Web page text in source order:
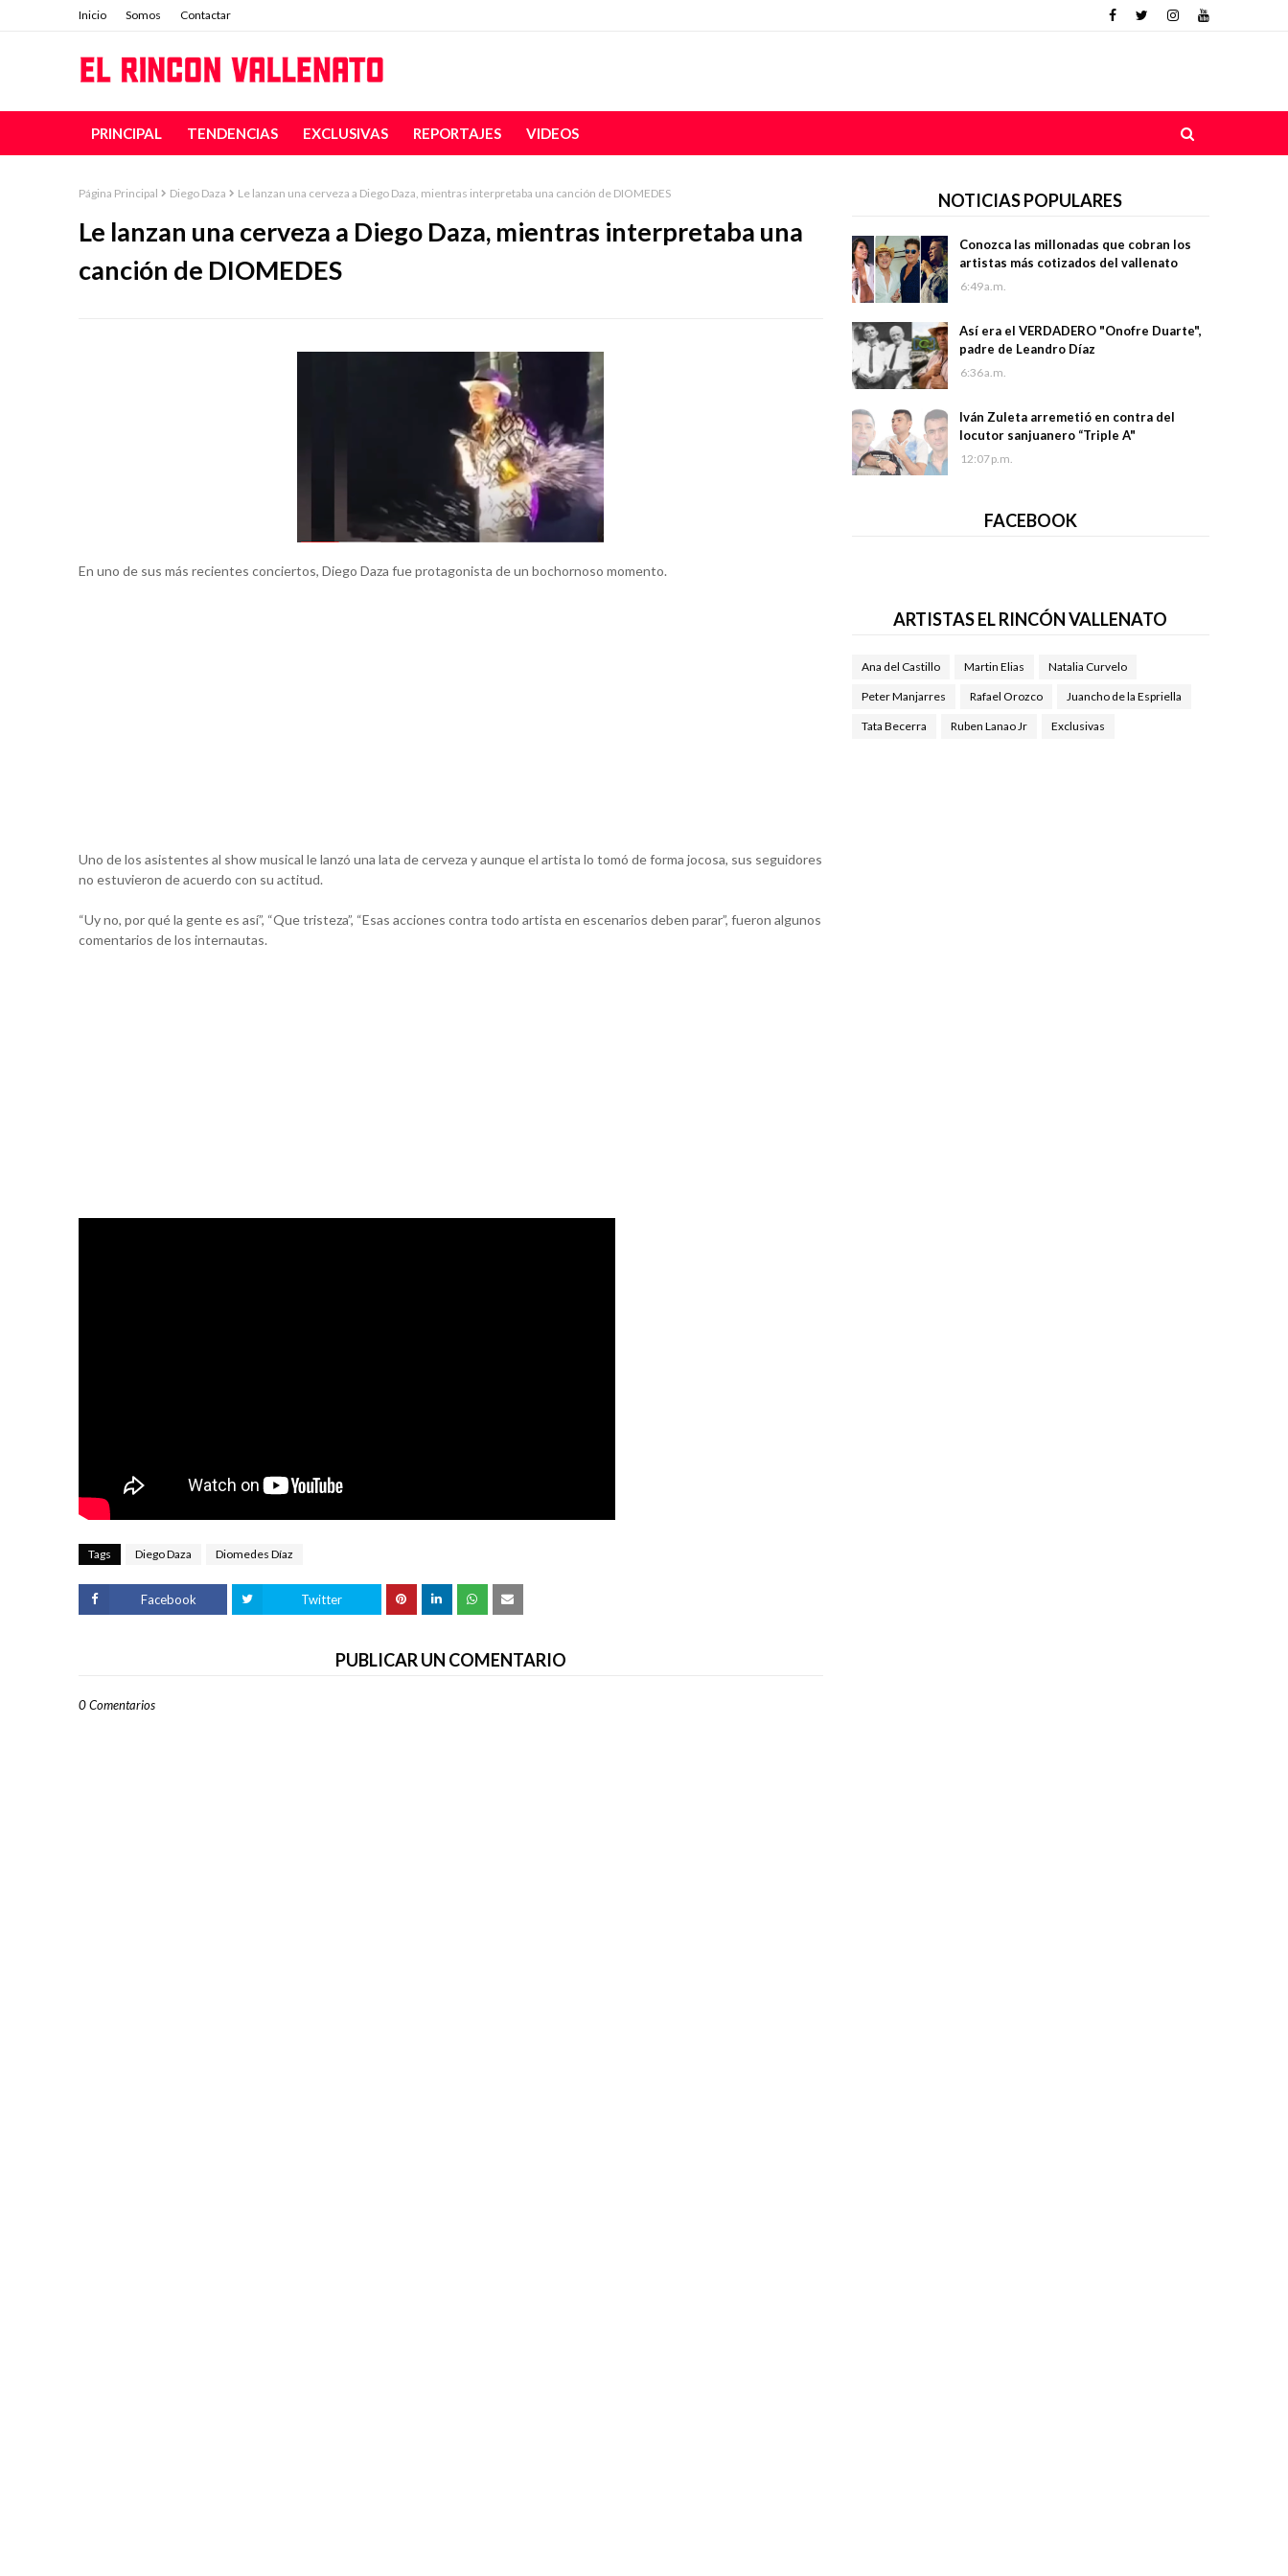
Inicio Somos Contactar
PRINCIPAL TENDENCIAS EXCLUSIVAS REPORTAJES VIDEOS
Página Principal Diego Daza Le lanzan una cerveza a Diego Daza, mientras interpretaba una canción de DIOMEDES
Le lanzan una cerveza a Diego Daza, mientras interpretaba una
canción de DIOMEDES
En uno de sus más recientes conciertos, Diego Daza fue protagonista de un bochornoso momento.
Uno de los asistentes al show musical le lanzó una lata de cerveza y aunque el artista lo tomó de forma jocosa, sus seguidores
no estuvieron de acuerdo con su actitud.
“Uy no, por qué la gente es así”, “Que tristeza”, “Esas acciones contra todo artista en escenarios deben parar”, fueron algunos
comentarios de los internautas.
Tags Diego Daza Diomedes Díaz
Facebook Twitter
PUBLICAR UN COMENTARIO
0 Comentarios
NOTICIAS POPULARES
Conozca las millonadas que cobran los
artistas más cotizados del vallenato
6:49 a.m.
Así era el VERDADERO "Onofre Duarte",
padre de Leandro Díaz
6:36 a.m.
Iván Zuleta arremetió en contra del
locutor sanjuanero “Triple A"
12:07 p.m.
FACEBOOK
ARTISTAS EL RINCÓN VALLENATO
Ana del Castillo Martin Elias Natalia Curvelo
Peter Manjarres Rafael Orozco Juancho de la Espriella
Tata Becerra Ruben Lanao Jr Exclusivas